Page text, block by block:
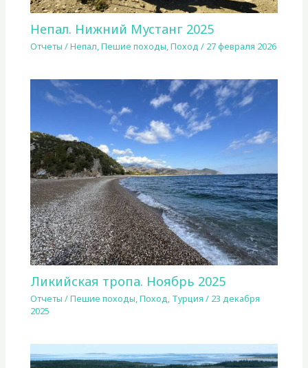
Непал. Нижний Мустанг 2025
Отчеты /Непал,Пешие походы,Поход / 27 февраля 2026
Ликийская тропа. Ноябрь 2025
Отчеты /Пешие походы,Поход, Турция / 23 декабря
2025